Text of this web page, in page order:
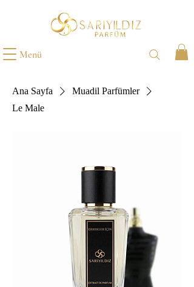
Menü
Ana Sayfa
Muadil Parfümler
Le Male